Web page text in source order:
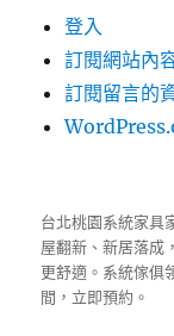
登入
訂閱網站內
訂閱留言的
台北桃園系統家具
屋翻新、新居落成
更舒適。 系統傢俱
間，立即預約。